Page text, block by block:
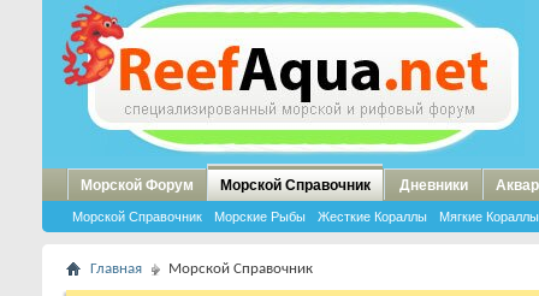
Морской Форум Морской Справочник
Морской Справочник Морские Рыбы Жесткие Кораллы Мягкие Кораллы
Дневники
Главная Морской Справочник